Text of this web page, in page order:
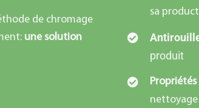
de chromage
une solution
sa
produit
nettoyage